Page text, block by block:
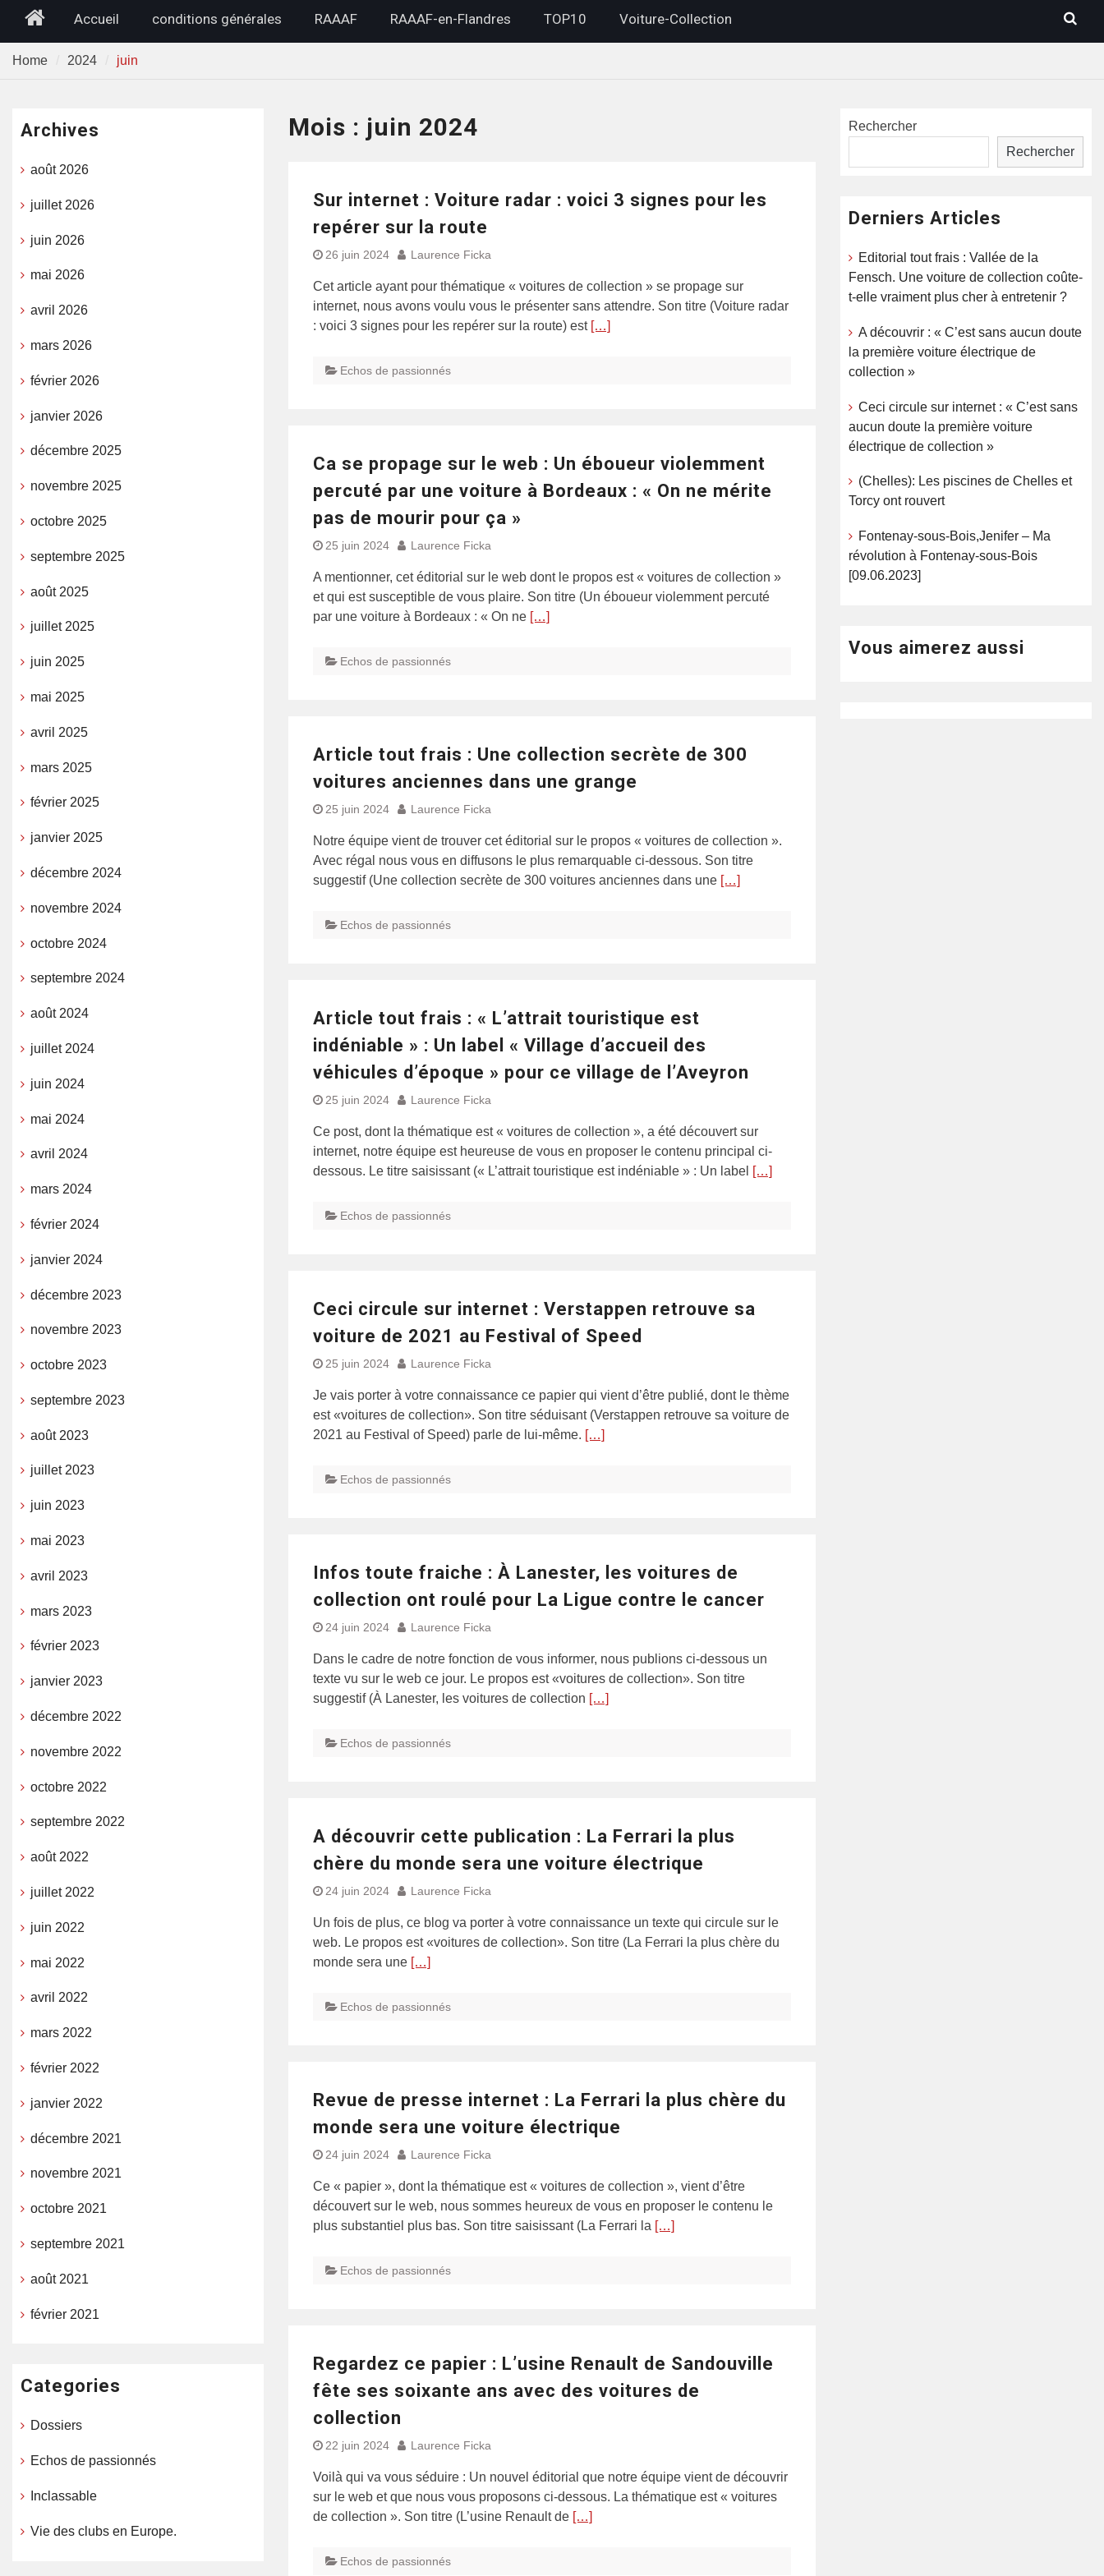
HomeAccueil conditions générales RAAAF RAAAF-en-Flandres TOP10 Voiture-Collection
Home 2024 juin
Mois : juin 2024
Sur internet : Voiture radar : voici 3 signes pour les
repérer sur la route
26 juin 2024 Laurence Ficka
Cet article ayant pour thématique « voitures de collection » se propage sur
internet, nous avons voulu vous le présenter sans attendre. Son titre (Voiture radar
: voici 3 signes pour les repérer sur la route) est […]
Echos de passionnés
Ca se propage sur le web : Un éboueur violemment
percuté par une voiture à Bordeaux : « On ne mérite
pas de mourir pour ça »
25 juin 2024 Laurence Ficka
A mentionner, cet éditorial sur le web dont le propos est « voitures de collection »
et qui est susceptible de vous plaire. Son titre (Un éboueur violemment percuté
par une voiture à Bordeaux : « On ne […]
Echos de passionnés
Article tout frais : Une collection secrète de 300
voitures anciennes dans une grange
25 juin 2024 Laurence Ficka
Notre équipe vient de trouver cet éditorial sur le propos « voitures de collection ».
Avec régal nous vous en diffusons le plus remarquable ci-dessous. Son titre
suggestif (Une collection secrète de 300 voitures anciennes dans une […]
Echos de passionnés
Article tout frais : « L’attrait touristique est
indéniable » : Un label « Village d’accueil des
véhicules d’époque » pour ce village de l’Aveyron
25 juin 2024 Laurence Ficka
Ce post, dont la thématique est « voitures de collection », a été découvert sur
internet, notre équipe est heureuse de vous en proposer le contenu principal ci-
dessous. Le titre saisissant (« L’attrait touristique est indéniable » : Un label […]
Echos de passionnés
Ceci circule sur internet : Verstappen retrouve sa
voiture de 2021 au Festival of Speed
25 juin 2024 Laurence Ficka
Je vais porter à votre connaissance ce papier qui vient d’être publié, dont le thème
est «voitures de collection». Son titre séduisant (Verstappen retrouve sa voiture de
2021 au Festival of Speed) parle de lui-même. […]
Echos de passionnés
Infos toute fraiche : À Lanester, les voitures de
collection ont roulé pour La Ligue contre le cancer
24 juin 2024 Laurence Ficka
Dans le cadre de notre fonction de vous informer, nous publions ci-dessous un
texte vu sur le web ce jour. Le propos est «voitures de collection». Son titre
suggestif (À Lanester, les voitures de collection […]
Echos de passionnés
A découvrir cette publication : La Ferrari la plus
chère du monde sera une voiture électrique
24 juin 2024 Laurence Ficka
Un fois de plus, ce blog va porter à votre connaissance un texte qui circule sur le
web. Le propos est «voitures de collection». Son titre (La Ferrari la plus chère du
monde sera une […]
Echos de passionnés
Revue de presse internet : La Ferrari la plus chère du
monde sera une voiture électrique
24 juin 2024 Laurence Ficka
Ce « papier », dont la thématique est « voitures de collection », vient d’être
découvert sur le web, nous sommes heureux de vous en proposer le contenu le
plus substantiel plus bas. Son titre saisissant (La Ferrari la […]
Echos de passionnés
Regardez ce papier : L’usine Renault de Sandouville
fête ses soixante ans avec des voitures de
collection
22 juin 2024 Laurence Ficka
Voilà qui va vous séduire : Un nouvel éditorial que notre équipe vient de découvrir
sur le web et que nous vous proposons ci-dessous. La thématique est « voitures
de collection ». Son titre (L’usine Renault de […]
Echos de passionnés
Rechercher
Rechercher
Derniers Articles
Editorial tout frais : Vallée de la
Fensch. Une voiture de collection coûte-
t-elle vraiment plus cher à entretenir ?
A découvrir : « C’est sans aucun doute
la première voiture électrique de
collection »
Ceci circule sur internet : « C’est sans
aucun doute la première voiture
électrique de collection »
(Chelles): Les piscines de Chelles et
Torcy ont rouvert
Fontenay-sous-Bois,Jenifer – Ma
révolution à Fontenay-sous-Bois
[09.06.2023]
Vous aimerez aussi
Archives
août 2026
juillet 2026
juin 2026
mai 2026
avril 2026
mars 2026
février 2026
janvier 2026
décembre 2025
novembre 2025
octobre 2025
septembre 2025
août 2025
juillet 2025
juin 2025
mai 2025
avril 2025
mars 2025
février 2025
janvier 2025
décembre 2024
novembre 2024
octobre 2024
septembre 2024
août 2024
juillet 2024
juin 2024
mai 2024
avril 2024
mars 2024
février 2024
janvier 2024
décembre 2023
novembre 2023
octobre 2023
septembre 2023
août 2023
juillet 2023
juin 2023
mai 2023
avril 2023
mars 2023
février 2023
janvier 2023
décembre 2022
novembre 2022
octobre 2022
septembre 2022
août 2022
juillet 2022
juin 2022
mai 2022
avril 2022
mars 2022
février 2022
janvier 2022
décembre 2021
novembre 2021
octobre 2021
septembre 2021
août 2021
février 2021
Categories
Dossiers
Echos de passionnés
Inclassable
Vie des clubs en Europe.